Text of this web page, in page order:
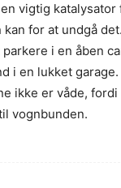
vigtig katalysator
kan for at undgå
i en åben
i en lukket
ikke er våde, fordi
vognbunden.